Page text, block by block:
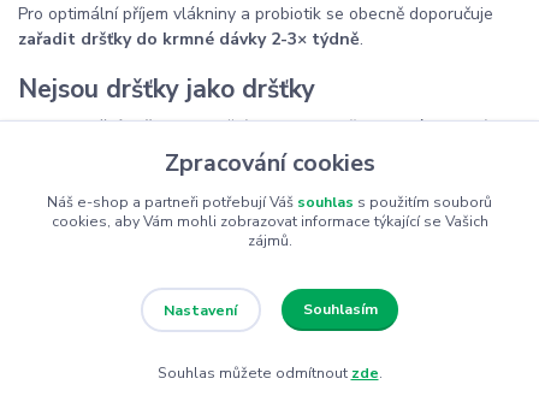
Pro optimální příjem vlákniny a probiotik se obecně doporučuje
zařadit dršťky do krmné dávky 2-3× týdně.
Nejsou dršťky jako dršťky
Hovězí dršťky:Tradiční zdroj, který všichni známe, mají
Jehněčí dršťky: Bývají méně tučné a doporučujeme je psům
s citlivým zažíváním a nebo psům na dietě.
Kromě toho si můžete vybrat mezičistými nepranými dršťkami
příměsí mletých drštek.
Dršťky jsou jen jedním dílkem ve skládačce zdravé psí výživy.
Zpracování cookies
Náš e-shop a partneři potřebují Váš souhlas s použitím souborů
cookies, aby Vám mohli zobrazovat informace týkající se Vašich
zájmů.
Nastavení Souhlasím
Souhlas můžete odmítnout zde.